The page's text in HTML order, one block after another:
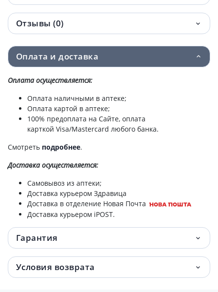
Отзывы (0)
Оплата и доставка
Оплата осуществляется:
Оплата наличными в аптеке;
Оплата картой в аптеке;
100% предоплата на Сайте, оплата
карткой Visa/Mastercard любого банка.
Смотреть подробнее.
Доставкаосуществляется:
Самовывоз из аптеки;
Доставка курьером Здравица
Доставка в отделение Новая Почта
Доставка курьером iPOST.
Гарантия
Условия возврата